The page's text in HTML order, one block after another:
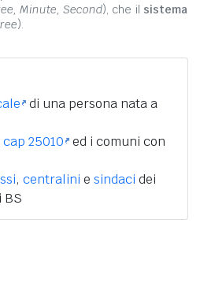
Minute, Second), che il sistema
).
di una persona nata a
cap 25010 ed i comuni con
, centralini e sindaci dei
BS